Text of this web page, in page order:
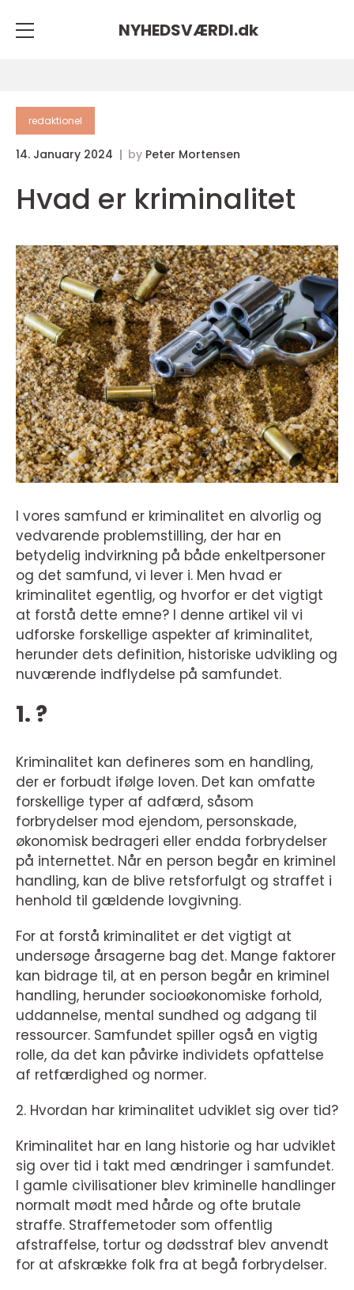
NYHEDSVÆRDI.dk
redaktionel
14. January 2024 by Peter Mortensen
Hvad er kriminalitet
I vores samfund er kriminalitet en alvorlig og
vedvarende problemstilling, der har en
betydelig indvirkning på både enkeltpersoner
og det samfund, vi lever i. Men hvad er
kriminalitet egentlig, og hvorfor er det vigtigt
at forstå dette emne? I denne artikel vil vi
udforske forskellige aspekter af kriminalitet,
herunder dets definition, historiske udvikling og
nuværende indflydelse på samfundet.
1. ?
Kriminalitet kan defineres som en handling,
der er forbudt ifølge loven. Det kan omfatte
forskellige typer af adfærd, såsom
forbrydelser mod ejendom, personskade,
økonomisk bedrageri eller endda forbrydelser
på internettet. Når en person begår en kriminel
handling, kan de blive retsforfulgt og straffet i
henhold til gældende lovgivning.
For at forstå kriminalitet er det vigtigt at
undersøge årsagerne bag det. Mange faktorer
kan bidrage til, at en person begår en kriminel
handling, herunder socioøkonomiske forhold,
uddannelse, mental sundhed og adgang til
ressourcer. Samfundet spiller også en vigtig
rolle, da det kan påvirke individets opfattelse
af retfærdighed og normer.
2. Hvordan har kriminalitet udviklet sig over tid?
Kriminalitet har en lang historie og har udviklet
sig over tid i takt med ændringer i samfundet.
I gamle civilisationer blev kriminelle handlinger
normalt mødt med hårde og ofte brutale
straffe. Straffemetoder som offentlig
afstraffelse, tortur og dødsstraf blev anvendt
for at afskrække folk fra at begå forbrydelser.